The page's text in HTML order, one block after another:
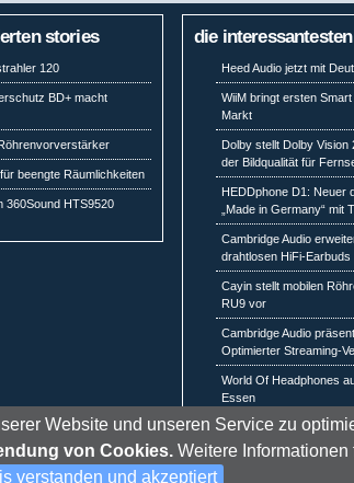
Website und unseren Service zu
von Cookies.Weitere Informationen
verstanden und akzeptiert
stories
120
BD+ macht
beengte Räumlichkeiten
360Sound HTS9520
die
Heed Audio jetzt mit
WiiM bringt ersten
Markt
Dolby stellt Dolby
der Bildqualität für
HEDDphone D1: Neuer
„Made in Germany“
Cambridge Audio
drahtlosen HiFi-Earbuds
Cayin stellt mobilen
RU9 vor
Cambridge Audio
Optimierter Streaming-
World Of Headphones
Essen